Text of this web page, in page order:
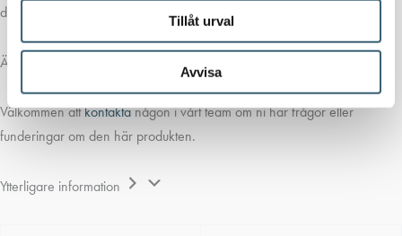
Tillåt urval
Avvisa
dieseltank, välj färg som passar era maskiner och verksamhet.
Älvestad-Tanken är distributör avTolsma
Välkommen attkontaktanågon i vårt team om ni har frågor eller
funderingar om den här produkten.
Ytterligare information